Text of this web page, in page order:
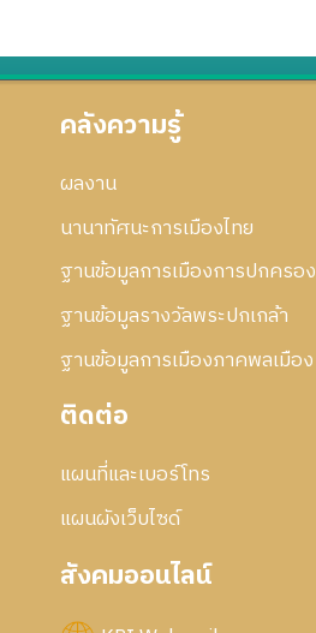
คลังความรู้
ผลงาน
นานาทัศนะการเมืองไทย
ฐานข้อมูลการเมืองการปกครอง
ฐานข้อมูลรางวัลพระปกเกล้า
ฐานข้อมูลการเมืองภาคพลเมือง
ติดต่อ
แผนที่และเบอร์โทร
แผนผังเว็บไซด์
สังคมออนไลน์